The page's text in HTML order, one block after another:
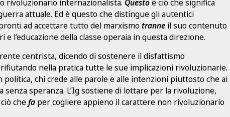
rivoluzionario internazionalista. Questoè ciò che significa
attuale. Ed è questo che distingue gli autentici
ad accettare tutto del marxismotranne il suo contenuto
l’educazione della classe operaia in questa direzione.
centrista, dicendo di sostenere il disfattismo
nella pratica tutte le sue implicazioni rivoluzionarie.
politica, chi crede alle parole e alle intenzioni piuttosto che ai
senza speranza. L’Ig sostiene di lottare per la rivoluzione,
chefa per cogliere appieno il carattere non rivoluzionario